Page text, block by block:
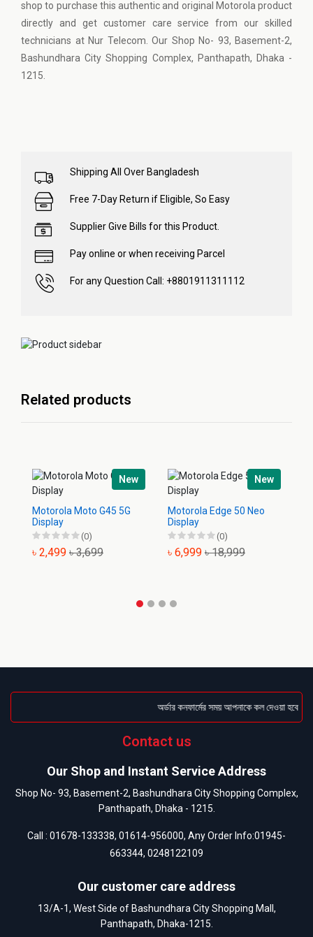
shop to purchase this authentic and original Motorola product
directly and get customer care service from our skilled
technicians at Nur Telecom. Our Shop No- 93, Basement-2,
Bashundhara City Shopping Complex, Panthapath, Dhaka -
1215.
Shipping All Over Bangladesh
Free 7-Day Return if Eligible, So Easy
Supplier Give Bills for this Product.
Pay online or when receiving Parcel
For any Question Call: +8801911311112
Related products
New
Motorola Moto G45 5G
Display
(0)
৳ 2,499 ৳ 3,699
New
Motorola Edge 50 Neo
Display
(0)
৳ 6,999 ৳ 18,999
অর্ডার কনফার্মের সময় আপনাকে কল দেওয়া হবে
Contact us
Our Shop and Instant Service Address
Shop No- 93, Basement-2, Bashundhara City Shopping Complex,
Panthapath, Dhaka - 1215.
Call : 01678-133338, 01614-956000, Any Order Info:01945-
663344, 0248122109
Our customer care address
13/A-1, West Side of Bashundhara City Shopping Mall,
Panthapath, Dhaka-1215.